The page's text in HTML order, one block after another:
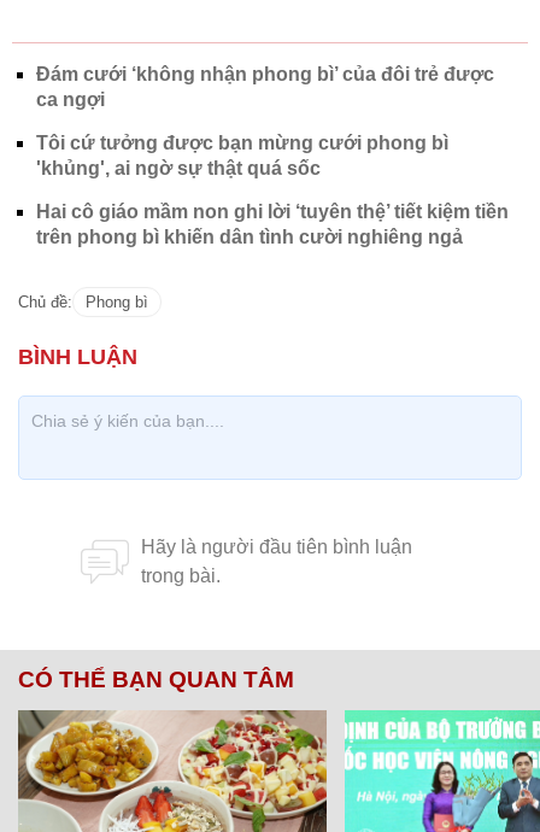
Đám cưới ‘không nhận phong bì’ của đôi trẻ được
ca ngợi
Tôi cứ tưởng được bạn mừng cưới phong bì
'khủng', ai ngờ sự thật quá sốc
Hai cô giáo mầm non ghi lời ‘tuyên thệ’ tiết kiệm tiền
trên phong bì khiến dân tình cười nghiêng ngả
Chủ đề: Phong bì
CÓ THỂ BẠN QUAN TÂM